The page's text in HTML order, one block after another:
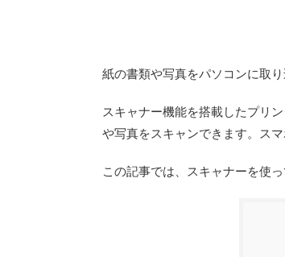
紙の書類や写真をパソコンに取
スキャナー機能を搭載したプリ
や写真をスキャンできます。ス
この記事では、スキャナーを使